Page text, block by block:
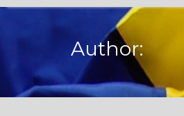
Author: